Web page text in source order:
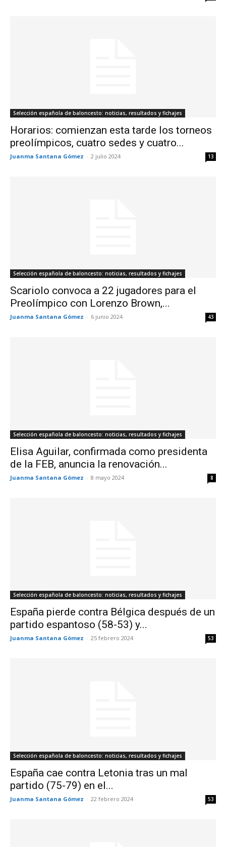
Selección española de baloncesto: noticias, resultados y fichajes
Horarios: comienzan esta tarde los torneos
preolímpicos, cuatro sedes y cuatro...
Juanma Santana Gómez - 2 julio 2024 13
Selección española de baloncesto: noticias, resultados y fichajes
Scariolo convoca a 22 jugadores para el
Preolímpico con Lorenzo Brown,...
Juanma Santana Gómez - 6 junio 2024 43
Selección española de baloncesto: noticias, resultados y fichajes
Elisa Aguilar, confirmada como presidenta
de la FEB, anuncia la renovación...
Juanma Santana Gómez - 8 mayo 2024 8
Selección española de baloncesto: noticias, resultados y fichajes
España pierde contra Bélgica después de un
partido espantoso (58-53) y...
Juanma Santana Gómez - 25 febrero 2024 53
Selección española de baloncesto: noticias, resultados y fichajes
España cae contra Letonia tras un mal
partido (75-79) en el...
Juanma Santana Gómez - 22 febrero 2024 53